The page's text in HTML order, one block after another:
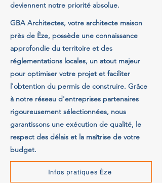
deviennent notre priorité absolue.
GBA Architectes, votre architecte maison
près de Èze, possède une connaissance
approfondie du territoire et des
réglementations locales, un atout majeur
pour optimiser votre projet et faciliter
l'obtention du permis de construire. Grâce
à notre réseau d'entreprises partenaires
rigoureusement sélectionnées, nous
garantissons une exécution de qualité, le
respect des délais et la maîtrise de votre
budget.
Infos pratiques Èze